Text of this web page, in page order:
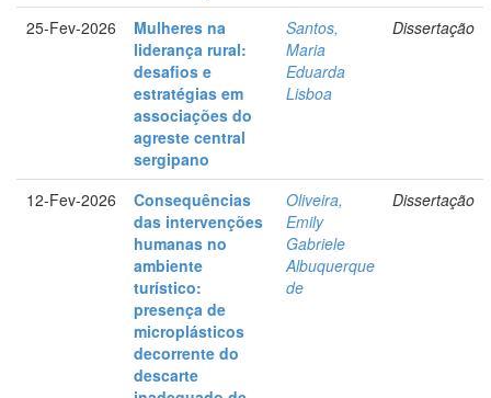
25-Fev-2026
Mulheres na
liderança rural:
desafios e
estratégias em
associações do
agreste central
sergipano
Santos,
Maria
Eduarda
Lisboa
Dissertação
12-Fev-2026
Consequências
das intervenções
humanas no
ambiente
turístico:
presença de
microplásticos
decorrente do
descarte
Oliveira,
Emily
Gabriele
Albuquerque
de
Dissertação